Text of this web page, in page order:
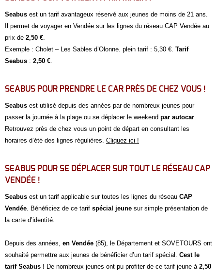
Seabus est un tarif avantageux réservé aux jeunes de moins de 21 ans.
Il permet de voyager en Vendée sur les lignes du réseau CAP Vendée au
prix de 2,50 €.
Exemple : Cholet – Les Sables d’Olonne. plein tarif : 5,30 €. Tarif
Seabus : 2,50 €.
SEABUS POUR PRENDRE LE CAR PRÈS DE CHEZ VOUS !
Seabus est utilisé depuis des années par de nombreux jeunes pour
passer la journée à la plage ou se déplacer le weekend par autocar.
Retrouvez près de chez vous un point de départ en consultant les
horaires d’été des lignes régulières. Cliquez ici !
SEABUS POUR SE DÉPLACER SUR TOUT LE RÉSEAU CAP
VENDÉE !
Seabus est un tarif applicable sur toutes les lignes du réseau CAP
Vendée. Bénéficiez de ce tarif spécial jeune sur simple présentation de
la carte d’identité.
Depuis des années, en Vendée (85), le Département et SOVETOURS ont
souhaité permettre aux jeunes de bénéficier d’un tarif spécial. Cest le
tarif Seabus ! De nombreux jeunes ont pu profiter de ce tarif jeune à 2,50